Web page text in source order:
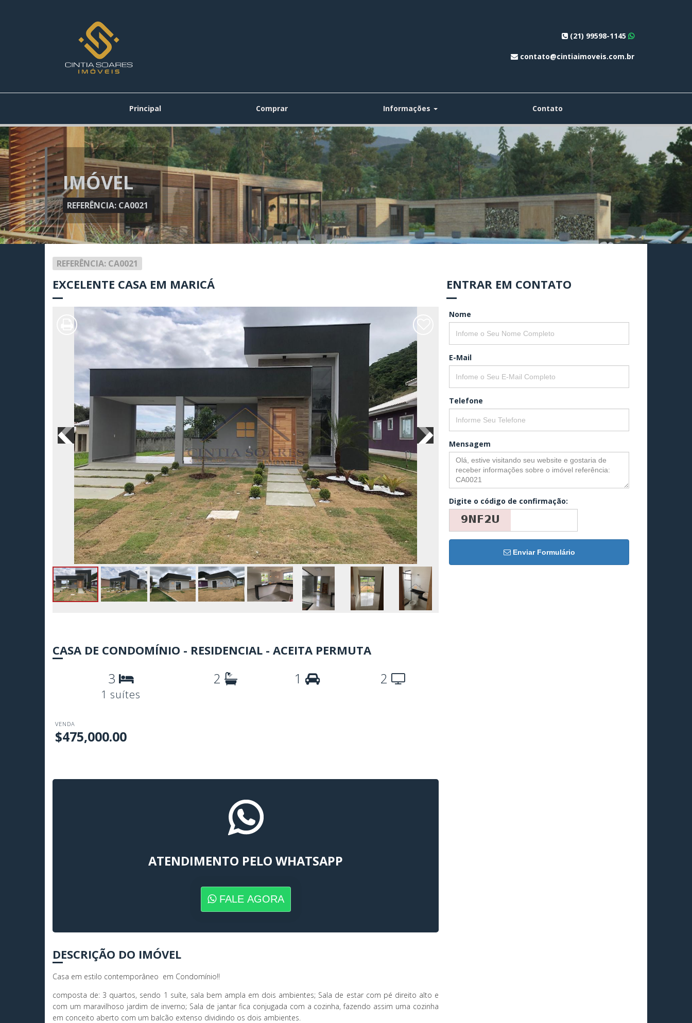
(21) 99598-1145
contato@cintiaimoveis.com.br
Principal Comprar Informações Contato
IMÓVEL
REFERÊNCIA: CA0021
REFERÊNCIA: CA0021
EXCELENTE CASA EM MARICÁ
CASA DE CONDOMÍNIO - RESIDENCIAL - ACEITA PERMUTA
3
1 suítes
2 1 2
VENDA
$475,000.00
ATENDIMENTO PELO WHATSAPP
FALE AGORA
DESCRIÇÃO DO IMÓVEL
Casa em estilo contemporâneo em Condomínio!!
composta de: 3 quartos, sendo 1 suíte, sala bem ampla em dois ambientes; Sala de estar com pé direito alto e
com um maravilhoso jardim de inverno; Sala de jantar fica conjugada com a cozinha, fazendo assim uma cozinha
em conceito aberto com um balcão extenso dividindo os dois ambientes.
ENTRAR EM CONTATO
Nome
E-Mail
Telefone
Mensagem
Digite o código de confirmação:
Enviar Formulário